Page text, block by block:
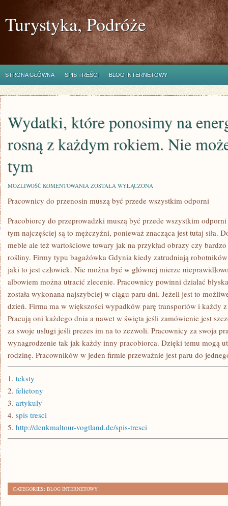
Turystyka, Podróże
STRONA GŁÓWNA SPIS TREŚCI BLOG INTERNETOWY
Wydatki, które ponosimy na
rosną z każdym rokiem. Nie
tym
MOŻLIWOŚĆ KOMENTOWANIA WYDATKI,
PONOSIMY
ELEKTRYCZNĄ
ROSNĄ
KAŻDYM
ROKIEM.
NIE
MOŻE
ZWIĄZKU
Z
TYM
ZOSTAŁA WYŁĄCZONA
Pracownicy do przenosin muszą być przede wszystkim odporni
Pracobiorcy do przeprowadzki muszą być przede wszystkim
tym najczęściej są to mężczyźni, ponieważ znacząca jest tutaj siła.
meble ale też wartościowe towary jak na przykład obrazy czy
rośliny. Firmy typu bagażówka Gdynia kiedy zatrudniają
jaki to jest człowiek. Nie można być w głównej mierze
albowiem można utracić zlecenie. Pracownicy powinni działać
została wykonana najszybciej w ciągu paru dni. Jeżeli jest to
dzień. Firma ma w większości wypadków parę transportów i każdy
Pracują oni każdego dnia a nawet w święta jeśli zamówienie jest
za swoje usługi jeśli prezes im na to zezwoli. Pracownicy za swoja
wynagrodzenie tak jak każdy inny pracobiorca. Dzięki temu mogą
rodzinę. Pracowników w jeden firmie przeważnie jest paru do
1. teksty
2. felietony
3. artykuly
4. spis tresci
5. http://denkmaltour-vogtland.de/spis-tresci
CATEGORIES: BLOG INTERNETOWY